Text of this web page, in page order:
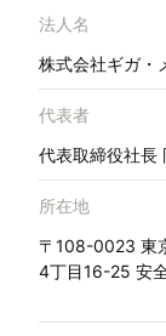
法人名
株式会社ギガ・
代表者
代表取締役社長
所在地
〒108-0023 東
4丁目16-25 安